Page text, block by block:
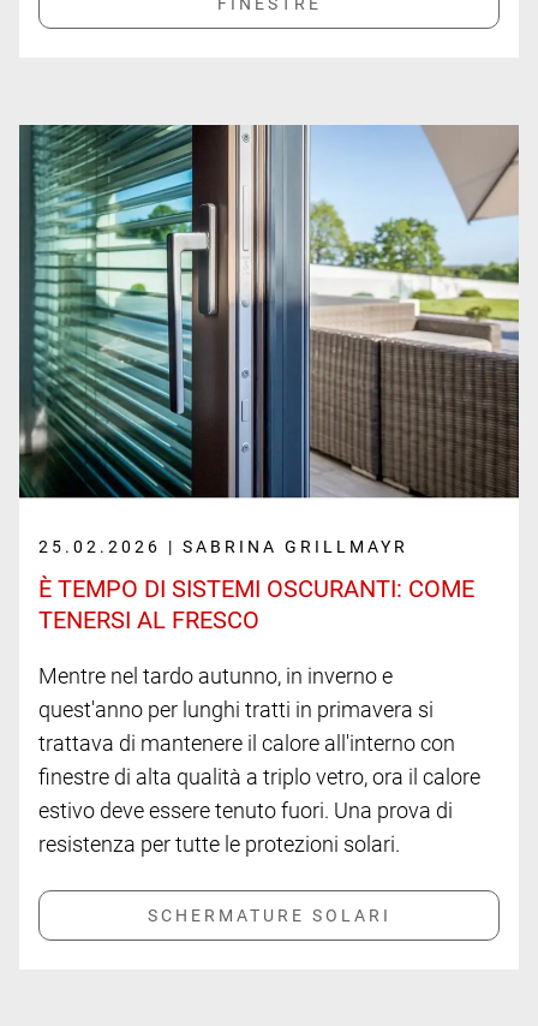
25.02.2026 | SABRINA GRILLMAYR
È TEMPO DI SISTEMI OSCURANTI: COME
TENERSI AL FRESCO
Mentre nel tardo autunno, in inverno e
quest'anno per lunghi tratti in primavera si
trattava di mantenere il calore all'interno con
finestre di alta qualità a triplo vetro, ora il calore
estivo deve essere tenuto fuori. Una prova di
resistenza per tutte le protezioni solari.